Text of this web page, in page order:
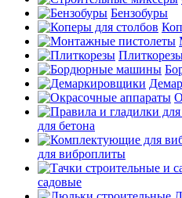
Бензобуры
для бетона
для виброплиты
садовые